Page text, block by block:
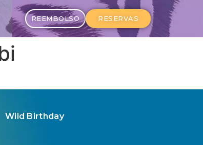
REEMBOLSO RESERVAS
Wild Birthday